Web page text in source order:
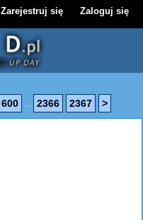
Zarejestruj się Zaloguj się
600 ... 2366 2367 >